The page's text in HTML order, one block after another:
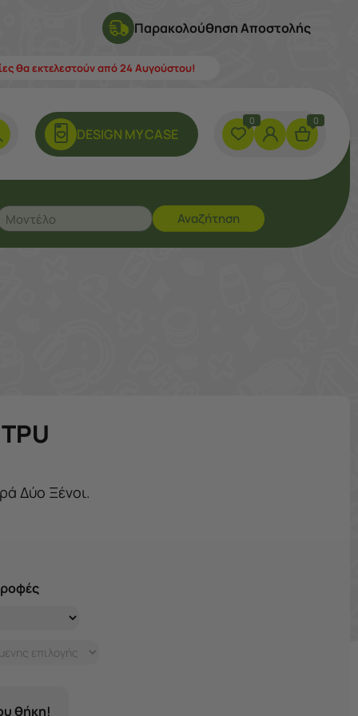
Παρακολούθηση Αποστολής
θα εκτελεστούν από 24 Αυγούστου!
DESIGN ΜY CASE
0 0
Αναζήτηση
Δύο Ξένοι.
θήκη!